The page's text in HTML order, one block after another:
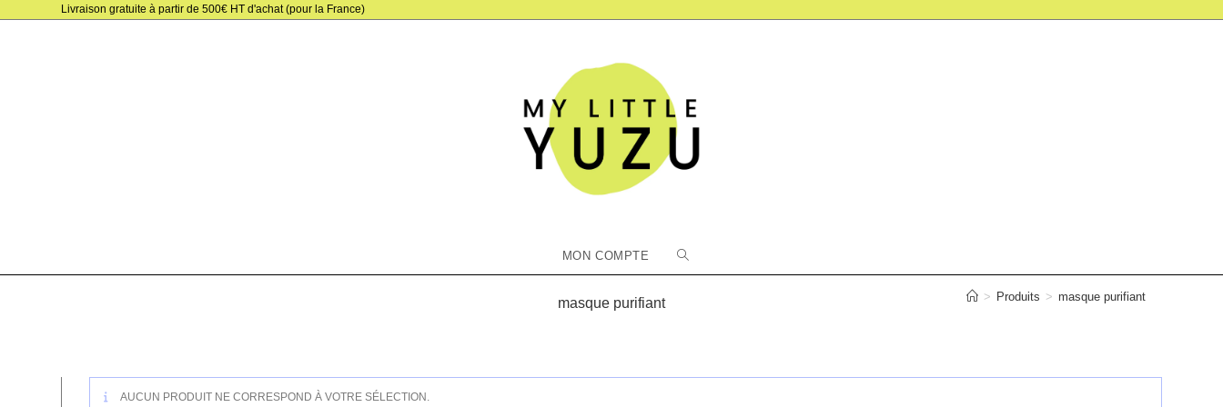
Livraison gratuite à partir de 500€ HT d'achat (pour la France)
MON COMPTE Toggle
masque purifiant > Produits > masque purifiant
AUCUN PRODUIT NE CORRESPOND À VOTRE SÉLECTION.